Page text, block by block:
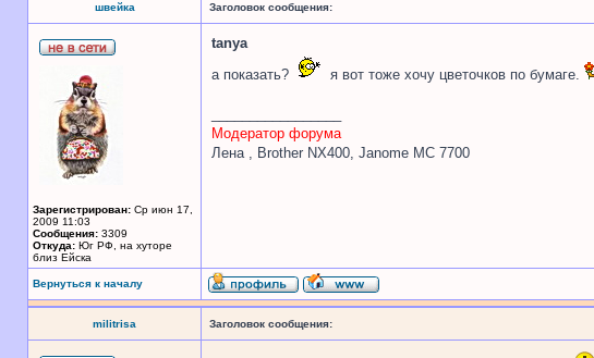
швейка Заголовок сообщения:
Зарегистрирован: Ср июн 17,
2009 11:03
Сообщения: 3309
Откуда: Юг РФ, на хуторе
близ Ейска
tanya
а показать?
я вот тоже хочу цветочков по бумаге.
Модератор форума
Лена , Brother NX400, Janome MC 7700
Вернуться к началу
militrisa Заголовок сообщения: